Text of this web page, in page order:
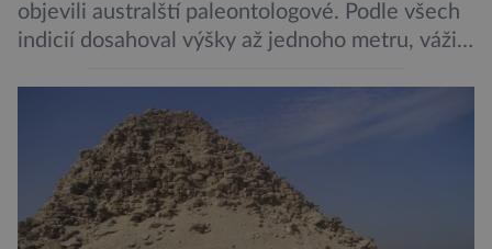
objevili australští paleontologové. Podle všech
indicií dosahoval výšky až jednoho metru, vážil
pojmenování Heracles inexpectatus a doba
jeho života je datována přibližně před 19
miliony lety. „Nový Zéland je dobře známý
svými velkými nelétavými ptáky. Dominantní
[…]